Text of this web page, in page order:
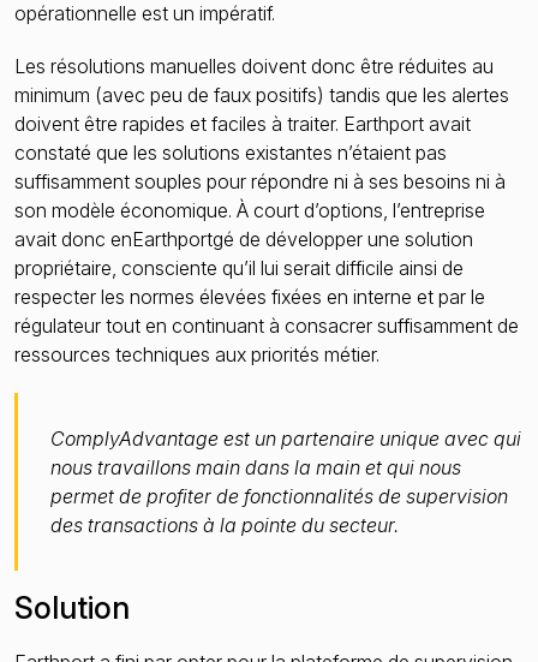
opérationnelle est un impératif.
Les résolutions manuelles doivent donc être réduites au
minimum (avec peu de faux positifs) tandis que les alertes
doivent être rapides et faciles à traiter. Earthport avait
constaté que les solutions existantes n’étaient pas
suffisamment souples pour répondre ni à ses besoins ni à
son modèle économique. À court d’options, l’entreprise
avait donc enEarthportgé de développer une solution
propriétaire, consciente qu’il lui serait difficile ainsi de
respecter les normes élevées fixées en interne et par le
régulateur tout en continuant à consacrer suffisamment de
ressources techniques aux priorités métier.
ComplyAdvantage est un partenaire unique avec qui
nous travaillons main dans la main et qui nous
permet de profiter de fonctionnalités de supervision
des transactions à la pointe du secteur.
Solution